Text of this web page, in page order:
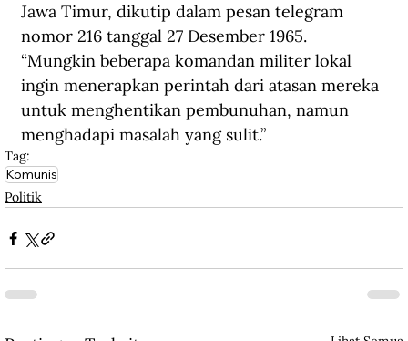
Jawa Timur, dikutip dalam pesan telegram
nomor 216 tanggal 27 Desember 1965.
“Mungkin beberapa komandan militer lokal
ingin menerapkan perintah dari atasan mereka
untuk menghentikan pembunuhan, namun
menghadapi masalah yang sulit.”
Tag:
Komunis
Politik